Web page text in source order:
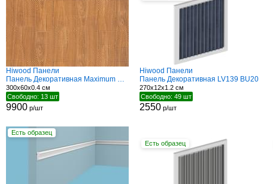
Hiwood Панели
Панель Декоративная Maximum DM625 BR72
300x60x0.4 см
Свободно: 13 шт
9900р/шт
Hiwood Панели
Панель Декоративная LV139 BU20
270x12x1.2 см
Свободно: 49 шт
2550 р/шт
Есть образец
Есть образец